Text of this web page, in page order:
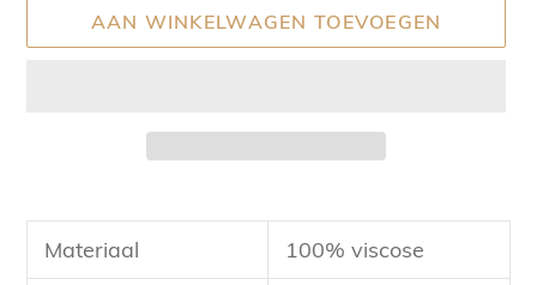
AAN WINKELWAGEN TOEVOEGEN
toegevoegen
aan
Materiaal 100% viscose